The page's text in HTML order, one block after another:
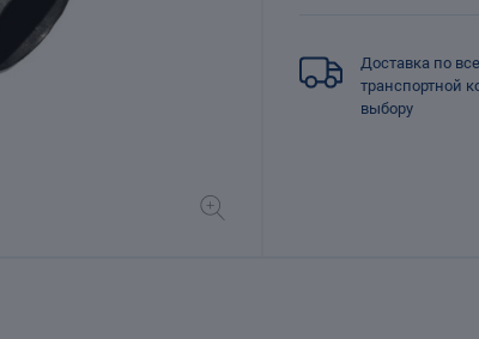
Доставка по
транспортной
выбору